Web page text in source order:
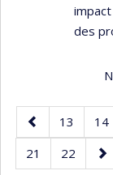
des
Page
précédente
Page
13 14
Page
21 Page
22